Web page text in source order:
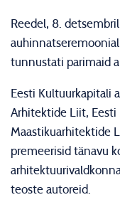
Reedel, 8.
tunnustati parimaid
Eesti Kultuurkapitali
Arhitektide Liit, Eesti
Maastikuarhitektide
premeerisid tänavu
teoste autoreid.